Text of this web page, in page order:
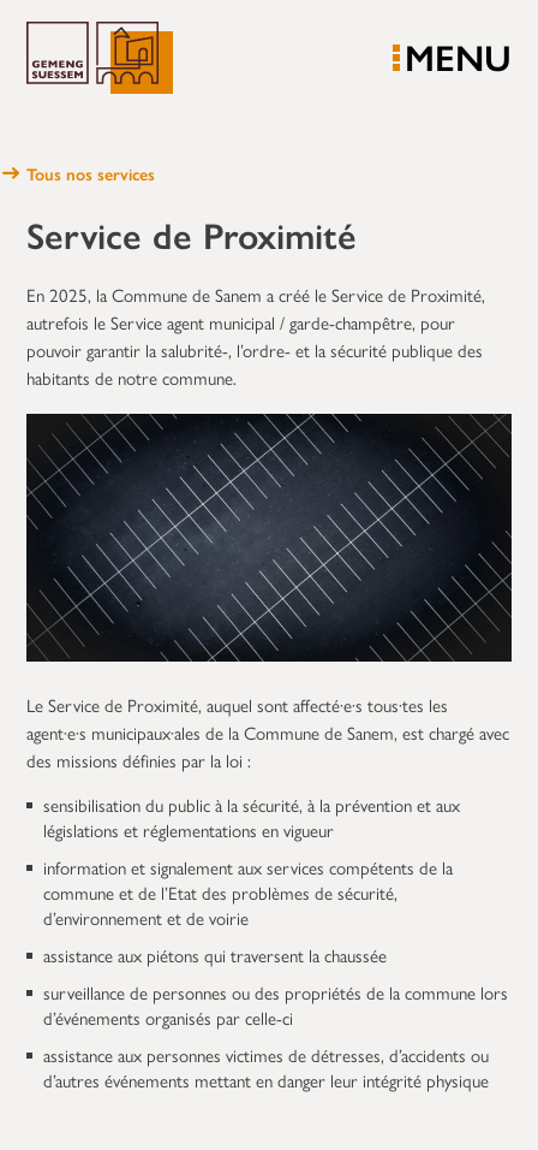
MENU
Tous nos services
Service de Proximité
En 2025, la Commune de Sanem a créé le Service de Proximité,
autrefois le Service agent municipal / garde-champêtre, pour
pouvoir garantir la salubrité-, l’ordre- et la sécurité publique des
habitants de notre commune.
Le Service de Proximité, auquel sont affecté·e·s tous·tes les
agent·e·s municipaux·ales de la Commune de Sanem, est chargé avec
des missions définies par la loi :
sensibilisation du public à la sécurité, à la prévention et aux
législations et réglementations en vigueur
information et signalement aux services compétents de la
commune et de l’Etat des problèmes de sécurité,
d’environnement et de voirie
assistance aux piétons qui traversent la chaussée
surveillance de personnes ou des propriétés de la commune lors
d’événements organisés par celle-ci
assistance aux personnes victimes de détresses, d’accidents ou
d’autres événements mettant en danger leur intégrité physique